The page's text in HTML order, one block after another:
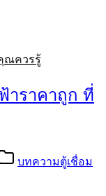
ณควรรู้
าราคาถูก ที่
บทความตู้เชื่อม